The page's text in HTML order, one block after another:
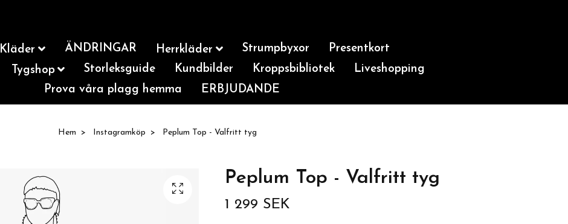
Kläder ÄNDRINGAR Herrkläder Strumpbyxor
Presentkort
Tygshop Storleksguide Kundbilder Kroppsbibliotek
Liveshopping
Prova våra plagg hemma
ERBJUDANDE
Hem Instagramköp Peplum Top - Valfritt tyg
Peplum Top - Valfritt tyg
1 299 SEK